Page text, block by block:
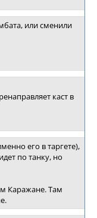
или сменили
каст в
его в таргете),
по танку, но
Каражане. Там